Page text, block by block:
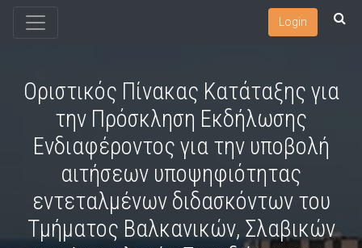
Login
Οριστικός Πίνακας Κατάταξης για
την Πρόσκληση Εκδήλωσης
Ενδιαφέροντος για την υποβολή
αιτήσεων υποψηφιότητας
εντεταλμένων διδασκόντων του
Τμήματος Βαλκανικών, Σλαβικών